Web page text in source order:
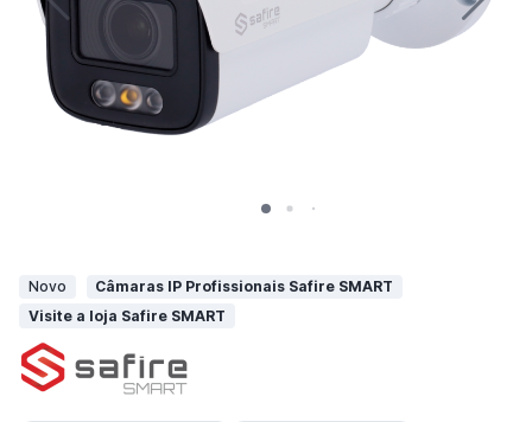
Novo
Câmaras IP Profissionais Safire SMART
Visite a loja Safire SMART